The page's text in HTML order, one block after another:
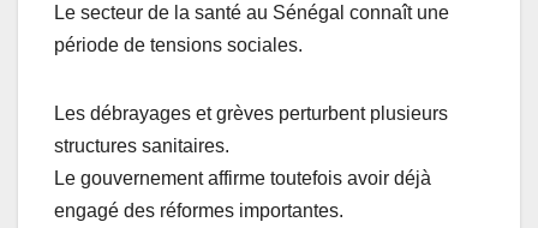
Le secteur de la santé au Sénégal connaît une
période de tensions sociales.
Les débrayages et grèves perturbent plusieurs
structures sanitaires.
Le gouvernement affirme toutefois avoir déjà
engagé des réformes importantes.